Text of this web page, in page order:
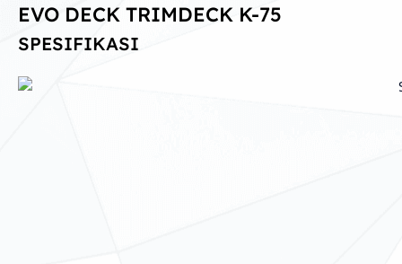
EVO DECK TRIMDECK K-75
SPESIFIKASI